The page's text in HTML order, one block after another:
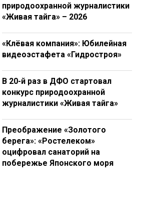
природоохранной журналистики
«Живая тайга» – 2026
«Клёвая компания»: Юбилейная
видеоэстафета «Гидростроя»
В 20-й раз в ДФО стартовал
конкурс природоохранной
журналистики «Живая тайга»
Преображение «Золотого
берега»: «Ростелеком»
оцифровал санаторий на
побережье Японского моря